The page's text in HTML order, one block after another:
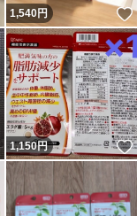
いいね！
1,540円
いいね！
1,150円